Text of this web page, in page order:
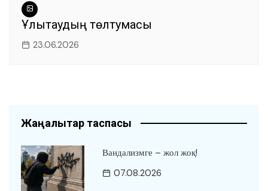
Ұлытаудың төлтумасы
23.06.2026
Жаңалықтар таспасы
Вандализмге – жол жоқ!
07.08.2026